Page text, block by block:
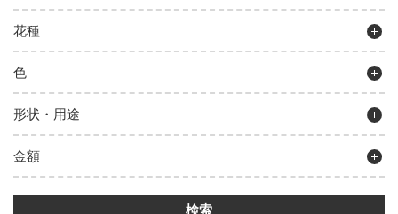
花種
色
形状・用途
金額